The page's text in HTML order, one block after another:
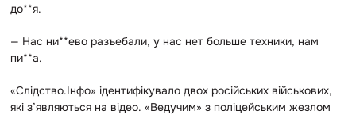
до**я.
— Нас ни**ево разъебали, у нас нет больше техники, нам
пи**а.
«Слідство.Інфо» ідентифікувало двох російських військових,
які з’являються на відео. «Ведучим» з поліцейським жезлом